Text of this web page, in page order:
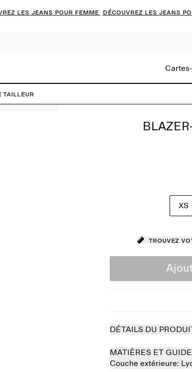
les jeans pour femme Découvrez les jeans
tailleur
XS
Trouvez
DÉTAILS DU
MATIÈRES ET
Couche extérieure: